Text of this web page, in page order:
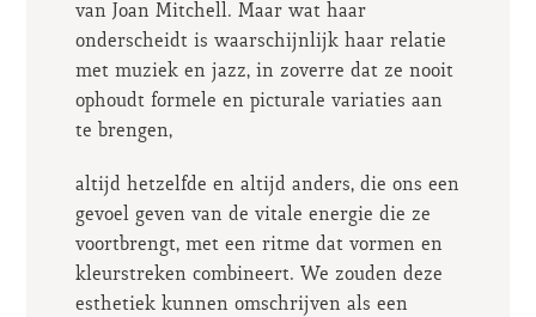
van Joan Mitchell. Maar wat haar
onderscheidt is waarschijnlijk haar relatie
met muziek en jazz, in zoverre dat ze nooit
ophoudt formele en picturale variaties aan
te brengen,
altijd hetzelfde en altijd anders, die ons een
gevoel geven van de vitale energie die ze
voortbrengt, met een ritme dat vormen en
kleurstreken combineert. We zouden deze
esthetiek kunnen omschrijven als een